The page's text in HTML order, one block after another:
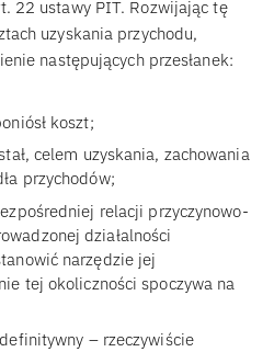
22 ustawy PIT. Rozwijając tę
uzyskania przychodu,
następujących przesłanek:
koszt;
celem uzyskania, zachowania
przychodów;
relacji przyczynowo-
działalności
narzędzie jej
tej okoliczności spoczywa na
– rzeczywiście